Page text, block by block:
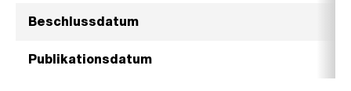
Beschlussdatum
Publikationsdatum